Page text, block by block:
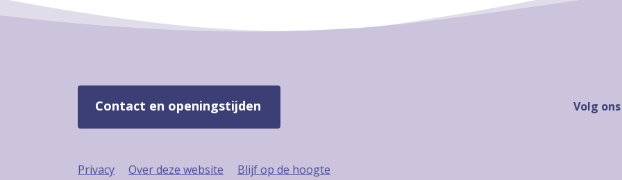
Contact en openingstijden
Privacy Over deze website Blijf op de hoogte
Volg ons